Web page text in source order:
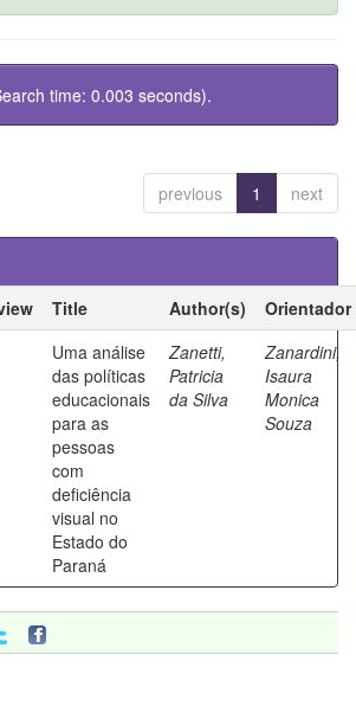
time: 0.003 seconds).
previous 1 next
Title Author(s)
Orientador
Uma análise
das políticas
educacionais
para as
pessoas
com
deficiência
visual no
Estado do
Paraná
Zanetti,
Patricia
da Silva
Zanardini,
Isaura
Monica
Souza